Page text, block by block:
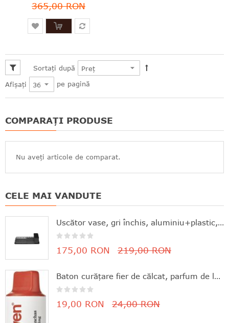
365,00 RON
Sortați după
Afișați
pe pagină
COMPARAȚI PRODUSE
Nu aveți articole de comparat.
CELE MAI VANDUTE
Uscător vase, gri închis, aluminiu+plastic, 46.3x20x12.6 cm, Brabantia - 8710755117268
175,00 RON 219,00 RON
Baton curăţare fier de călcat, parfum de lămâie, 11.8x3 cm, Rayen - 8412955061630
19,00 RON 24,00 RON